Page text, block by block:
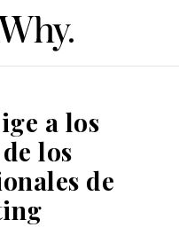
a los
los
de